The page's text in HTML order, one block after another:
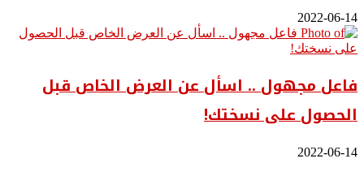
2022-06-14
فاعل مجهول .. اسأل عن العرض الخاص قبل
الحصول على نسختك!
2022-06-14